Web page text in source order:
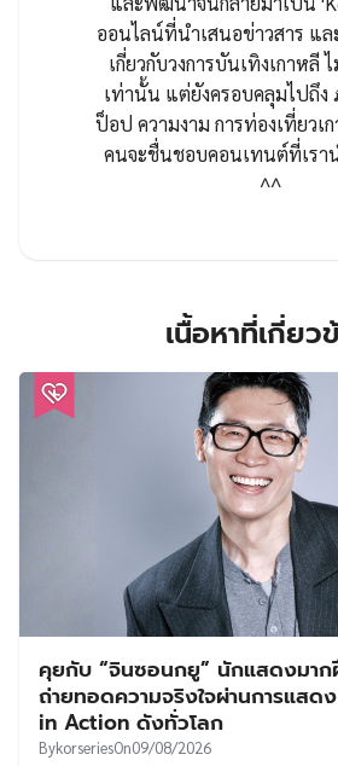
ออนไลน์ที่นำเสนอข่าวสาร แล
เกี่ยวกับวงการบันเทิงเกาหลี
เท่านั้น แต่ยังครอบคลุมไปถึง
ป็อป ความงาม การท่องเที่ยวเ
คนจะชื่นชอบคอนเทนต์ที่เรา
^^
เนื้อหาที่เกี่ยว
คุยกับ “จินซอนกยู” นักแสดงมาก
ถ่ายทอดความจริงใจผ่านการแส
in Action ดังทั่วโลก
BykorseriesOn09/08/2026